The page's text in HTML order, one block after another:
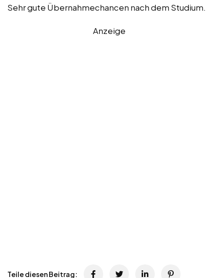
Sehr gute Übernahmechancen nach dem Studium.
Anzeige
Teile diesen Beitrag: